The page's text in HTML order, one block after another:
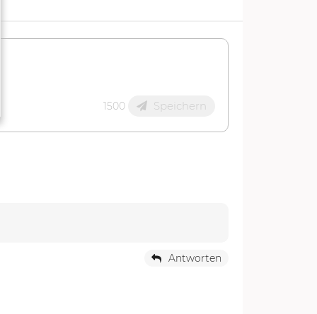
1500 Speichern
Antworten